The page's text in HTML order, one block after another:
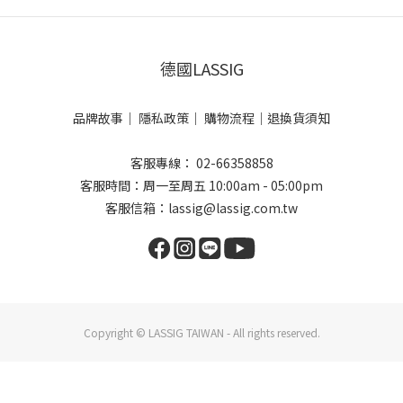
德國LASSIG
品牌故事 ｜ 隱私政策 ｜ 購物流程 ｜ 退換貨須知
客服專線： 02-66358858
客服時間：周一至周五 10:00am - 05:00pm
客服信箱：lassig@lassig.com.tw
Copyright © LASSIG TAIWAN - All rights reserved.